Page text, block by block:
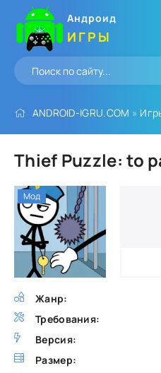
Андроид
ИГРЫ
ANDROID-IGRU.COM »
Thief Puzzle: to
Жанр:
Требования:
Версия:
Размер:
Мод